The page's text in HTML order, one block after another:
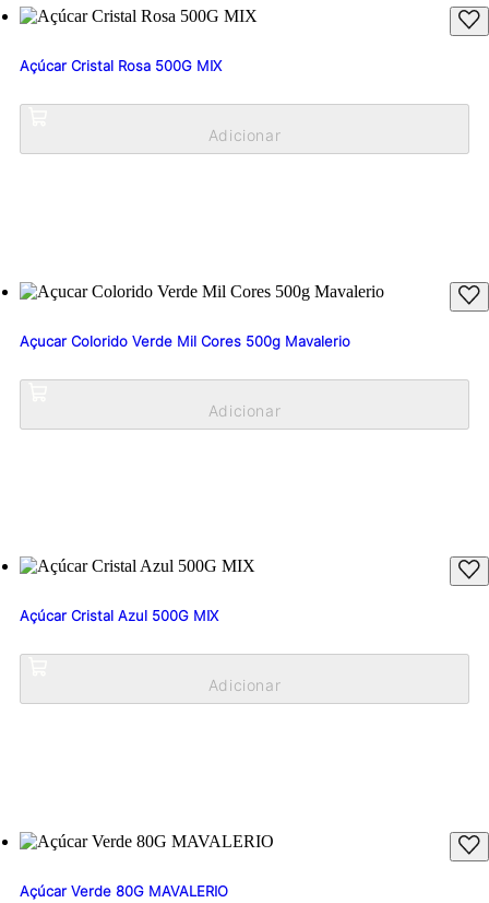
Açúcar Cristal Rosa 500G MIX
Açucar Colorido Verde Mil Cores 500g Mavalerio
Açúcar Cristal Azul 500G MIX
Açúcar Verde 80G MAVALERIO